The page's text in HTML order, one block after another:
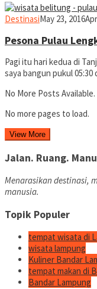
Destinasiyopiefranz
May 23, 2016
Pesona Pulau
Pagi itu hari kedua di
saya bangun pukul
No More Posts Available.
No more pages to load.
View More
Jalan. Ruang.
Menarasikan destinasi,
manusia.
Topik Populer
tempat wisata di
wisata lampung
Kuliner Bandar
tempat makan di
Bandar Lampung